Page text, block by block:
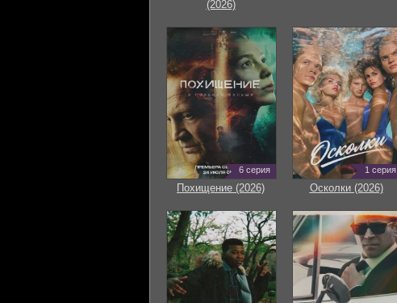
(2026)
6 серия
Похищение (2026)
1 серия
Осколки (2026)